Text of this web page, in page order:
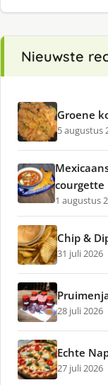
Nieuwste
Groene
5 augustus
courgette
1 augustus
Chip &
31 juli 2026
28 juli 2026
Echte
27 juli 2026